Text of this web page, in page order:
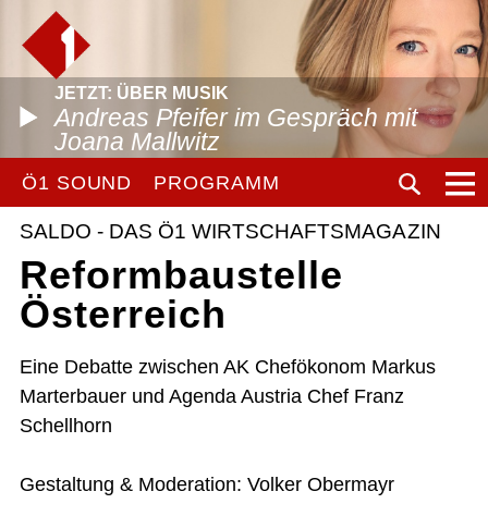
JETZT: ÜBER MUSIK
Andreas Pfeifer im Gespräch mit
Joana Mallwitz
Ö1 SOUND PROGRAMM
SALDO - DAS Ö1 WIRTSCHAFTSMAGAZIN
Reformbaustelle
Österreich
Eine Debatte zwischen AK Chefökonom Markus
Marterbauer und Agenda Austria Chef Franz
Schellhorn
Gestaltung & Moderation: Volker Obermayr